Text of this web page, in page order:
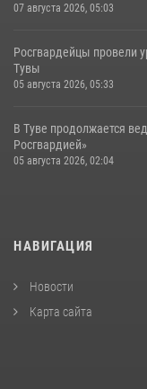
07 августа 2026, 05:03
Росгвардейцы провели
Тувы
05 августа 2026, 05:33
В Туве продолжается
Росгвардией»
05 августа 2026, 02:04
НАВИГАЦИЯ
Новости
Карта сайта